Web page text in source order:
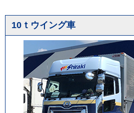
10ｔウイング車